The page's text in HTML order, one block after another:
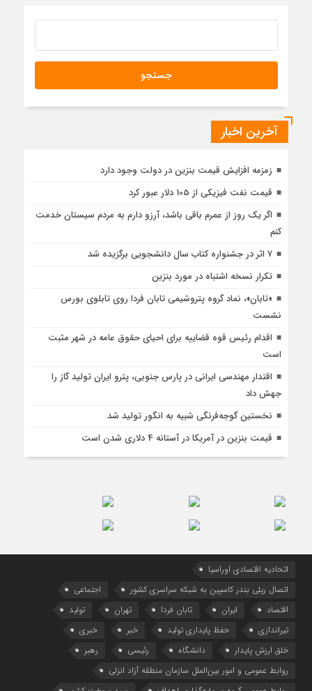
آخرین اخبار
زمزمه افزایش قیمت بنزین در دولت وجود دارد
قیمت نفت فیزیکی از 105 دلار عبور کرد
اگر یک روز از عمرم باقی باشد، آرزو دارم به مردم سیستان خدمت
کنم
۷ اثر در جشنواره کتاب سال دانشجویی برگزیده شد
تکرار نسخه اشتباه در مورد بنزین
«تابان»، نماد گروه پتروشیمی تابان فردا روی تابلوی بورس
نشست
اقدام رئیس قوه قضاییه برای احیای حقوق عامه در شهر مثبت
است
اقتدار مهندسی ایرانی در پارس جنوبی، پترو ایران تولید گاز را
جهش داد
نخستین گوجه‌فرنگی شبیه به انگور تولید شد
قیمت بنزین در آمریکا در آستانه 4 دلاری شدن است
اتحادیه اقتصادی اوراسیا
اتصال ریلی بندر کاسپین به شبکه سراسری کشور
اجتماعی
اقتصاد
ایران تابان فردا تهران
تولید
تیراندازی
حفظ پایداری تولید خبر
خبری
خلق ارزش پایدار
دانشگاه رئیسی
رهبر
روابط عمومی و امور بین‌الملل سازمان منطقه آزاد انزلی